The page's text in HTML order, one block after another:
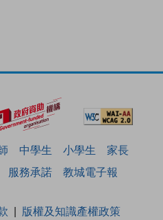
中學生 小學生
家長
服務承諾 教城電子報
版權及知識產權政策